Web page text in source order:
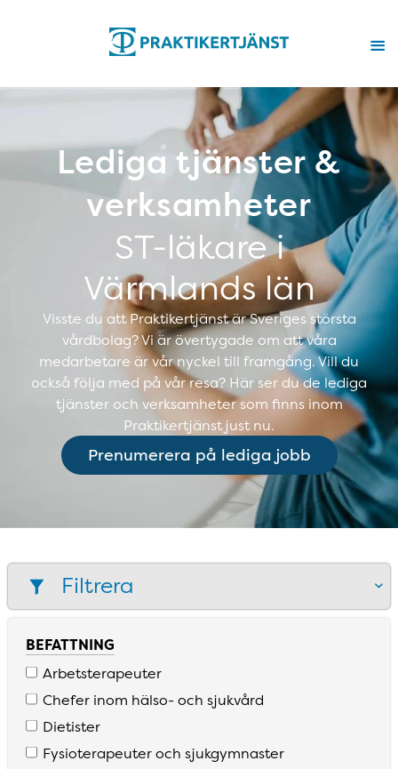
Lediga tjänster &
verksamheter
ST-läkare i
Värmlands län
Visste du att Praktikertjänst är Sveriges största
vårdbolag? Vi är övertygade om att våra
medarbetare är vår nyckel till framgång. Vill du
också följa med på vår resa? Här ser du de lediga
tjänster och verksamheter som finns inom
Praktikertjänst just nu.
Prenumerera på lediga jobb
Filtrera
BEFATTNING
Arbetsterapeuter
Chefer inom hälso­- och sjukvård
Dietister
Fysioterapeuter och sjukgymnaster